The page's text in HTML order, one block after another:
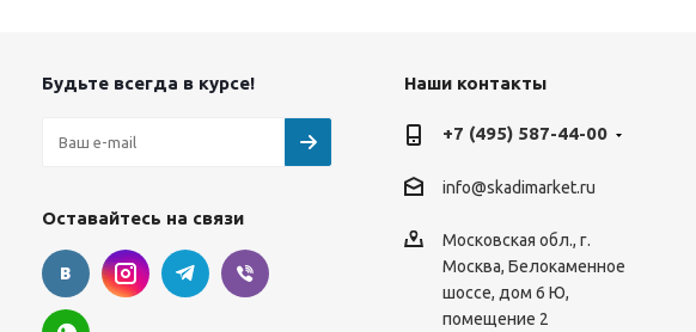
Будьте всегда в курсе!
Оставайтесь на связи
Наши контакты
+7 (495) 587-44-00
info@skadimarket.ru
Московская обл., г.
Москва, Белокаменное
шоссе, дом 6 Ю,
помещение 2